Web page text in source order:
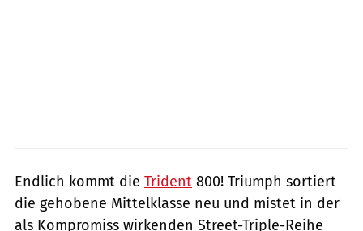
Endlich kommt die Trident 800! Triumph sortiert
die gehobene Mittelklasse neu und mistet in der
als Kompromiss wirkenden Street-Triple-Reihe